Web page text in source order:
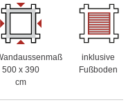
500 x 390
cm
inklusive
Fußboden